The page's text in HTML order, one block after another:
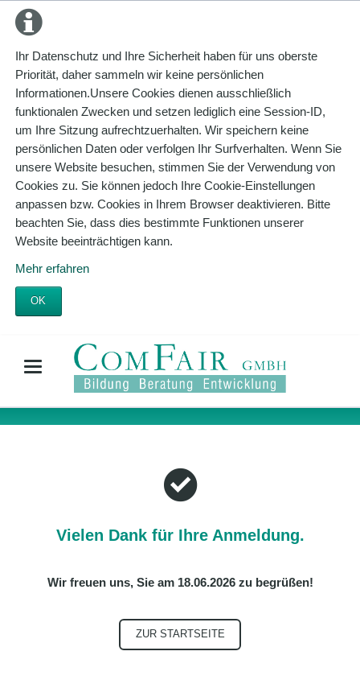
Ihr Datenschutz und Ihre Sicherheit haben für uns oberste
Priorität, daher sammeln wir keine persönlichen
Informationen.Unsere Cookies dienen ausschließlich
funktionalen Zwecken und setzen lediglich eine Session-ID,
um Ihre Sitzung aufrechtzuerhalten. Wir speichern keine
persönlichen Daten oder verfolgen Ihr Surfverhalten. Wenn Sie
unsere Website besuchen, stimmen Sie der Verwendung von
Cookies zu. Sie können jedoch Ihre Cookie-Einstellungen
anpassen bzw. Cookies in Ihrem Browser deaktivieren. Bitte
beachten Sie, dass dies bestimmte Funktionen unserer
Website beeinträchtigen kann.
Mehr erfahren
OK
Vielen Dank für Ihre Anmeldung.
Wir freuen uns, Sie am 18.06.2026 zu begrüßen!
ZUR STARTSEITE